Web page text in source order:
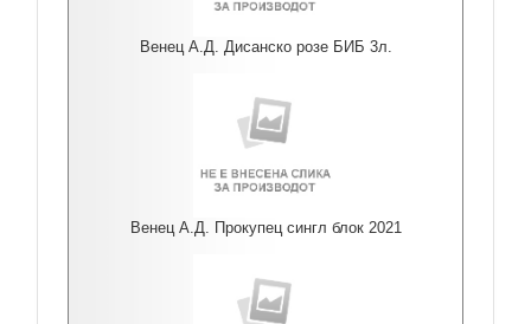
Венец А.Д. Дисанско розе БИБ 3л.
Венец А.Д. Прокупец сингл блок 2021